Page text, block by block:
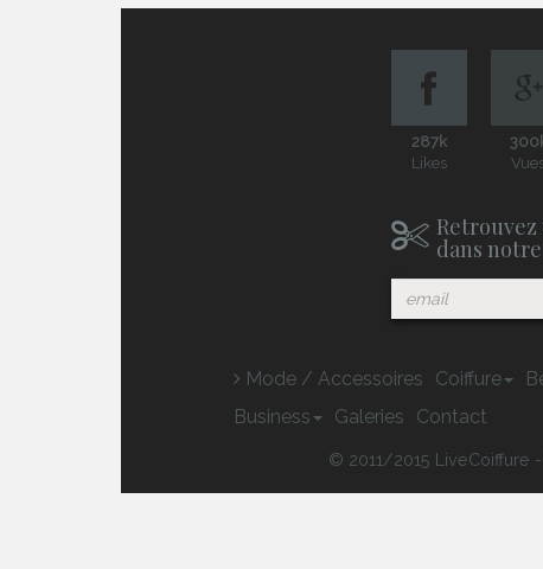
287k
Likes
dans
Mode / Accessoires Coiffure
Business
Galeries Contact
© 2011/2015 LiveCoiffure